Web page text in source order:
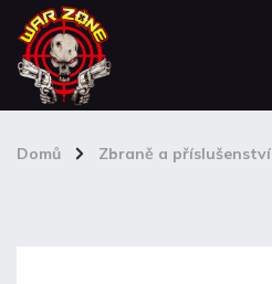
Domů / Zbraně a příslušenství